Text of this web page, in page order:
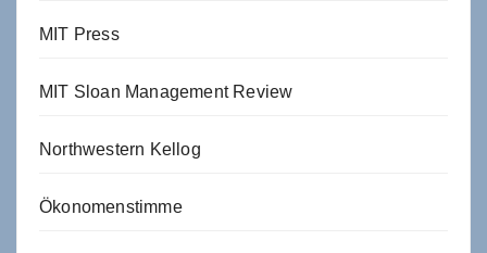
MIT Press
MIT Sloan Management Review
Northwestern Kellog
Ökonomenstimme